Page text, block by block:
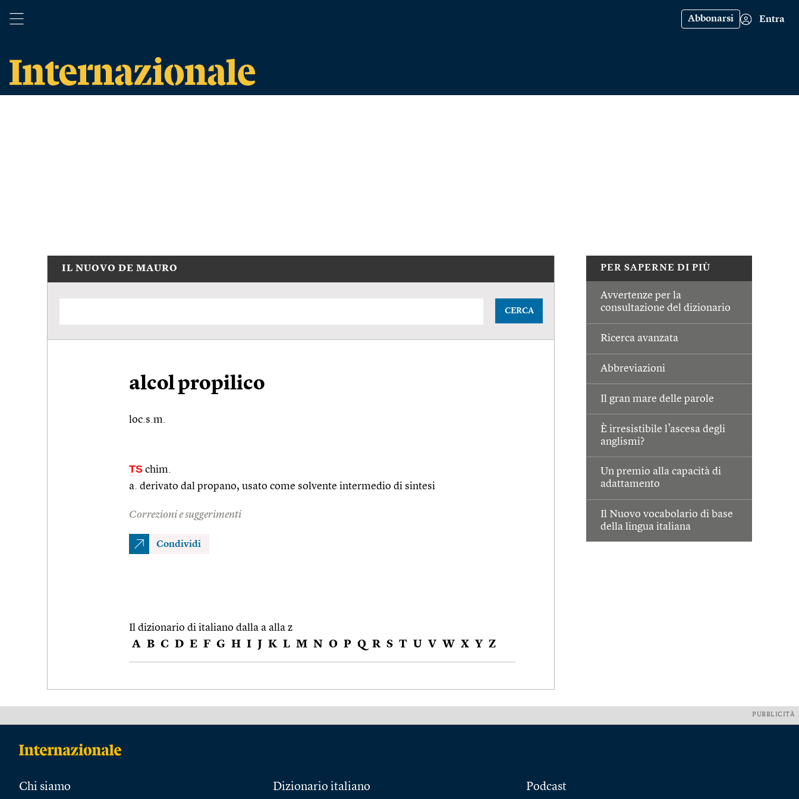
Abbonarsi Entra
PER SAPERNE DI PIÙ
Avvertenze per la
consultazione del dizionario
Ricerca avanzata
Abbreviazioni
Il gran mare delle parole
È irresistibile l’ascesa degli
anglismi?
Un premio alla capacità di
adattamento
Il Nuovo vocabolario di base
della lingua italiana
IL NUOVO DE MAURO
CERCA
alcol propilico
loc.s.m.
TS chim.
a. derivato dal propano, usato come solvente intermedio di sintesi
Correzioni e suggerimenti
Condividi
Il dizionario di italiano dalla a alla z
A B C D E F G H I J K L M N O P Q R S T U V W X Y Z
PUBBLICITÀ
Chi siamo Dizionario italiano Podcast